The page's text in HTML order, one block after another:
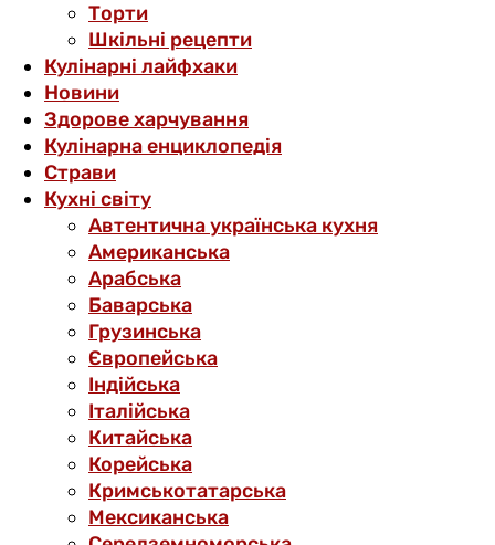
Торти
Шкільні рецепти
Кулінарні лайфхаки
Новини
Здорове харчування
Кулінарна енциклопедія
Страви
Кухні світу
Автентична українська кухня
Американська
Арабська
Баварська
Грузинська
Європейська
Індійська
Італійська
Китайська
Корейська
Кримськотатарська
Мексиканська